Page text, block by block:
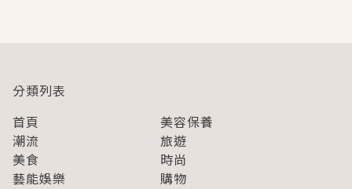
分類列表
首頁
美容保養
潮流
旅遊
美食
時尚
藝能娛樂
購物